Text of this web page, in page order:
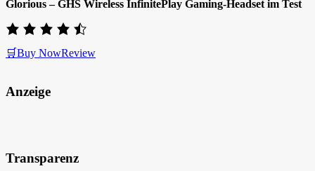
Glorious – GHS Wireless InfinitePlay Gaming-Headset im Test
🛒Buy NowReview
Anzeige
Transparenz